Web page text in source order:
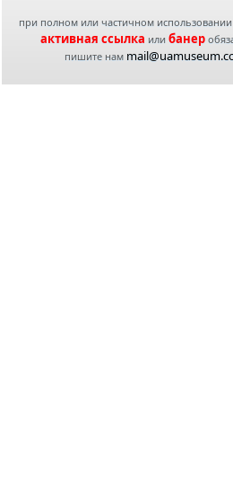
при полном или частичном
активная ссылка или банер
пишите нам